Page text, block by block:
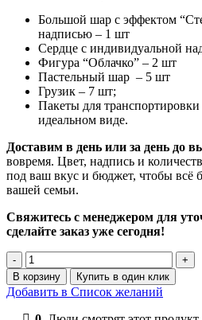
Большой шар с эффектом
надписью – 1 шт
Сердце с индивидуальной
Фигура “Облачко” – 2 шт
Пастельный шар – 5 шт
Грузик – 7 шт;
Пакеты для транспортировки
идеальном виде.
Доставим в день или за день до
вовремя. Цвет, надпись и
под ваш вкус и бюджет, чтобы всё
вашей семьи.
Свяжитесь с менеджером для
сделайте заказ уже сегодня!
Количество
товара
Шары
на
выписку
В корзину Купить в один клик
Добавить в Список желаний